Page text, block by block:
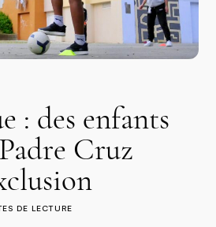
: des enfants
Cruz
DE LECTURE